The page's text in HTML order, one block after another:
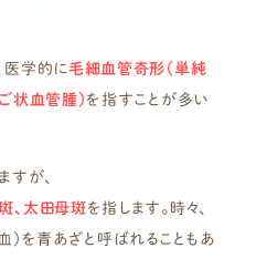
医学的に毛細血管奇形（単純
状血管腫） を指すことが多い
すが、
、太田母斑を指します。時々、
）を青あざと呼ばれることもあ